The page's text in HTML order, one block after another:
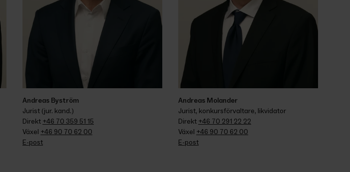
Andreas Byström
Jurist (jur. kand.)
Direkt +46 70 359 51 15
Växel +46 90 70 62 00
E-post
Andreas Molander
Jurist, konkursförvaltare, likvidator
Direkt +46 70 291 22 22
Växel +46 90 70 62 00
E-post